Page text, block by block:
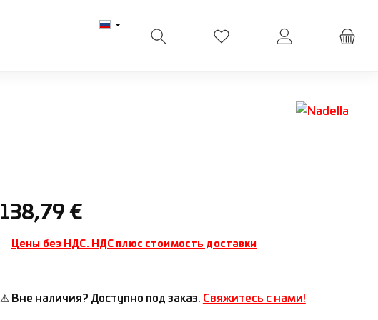
У вас есть товары из
Обычная цена:
138,79 €
Цены без НДС. НДС плюс стоимость доставки
⚠ Вне наличия? Доступно под заказ. Свяжитесь с нами!